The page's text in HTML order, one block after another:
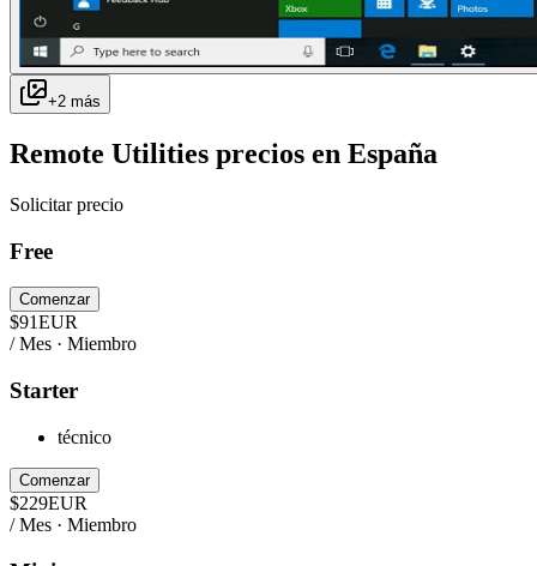
+2 más
Remote Utilities precios en España
Solicitar precio
Free
Comenzar
$91EUR
/ Mes · Miembro
Starter
técnico
Comenzar
$229EUR
/ Mes · Miembro